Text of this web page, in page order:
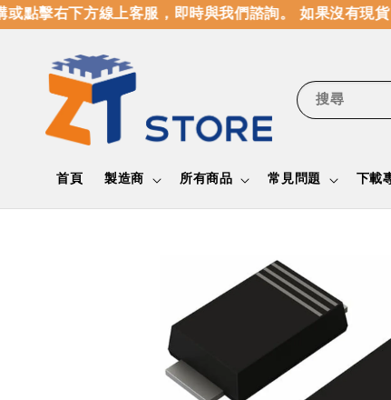
擊右下方線上客服，即時與我們諮詢。 如果沒有現貨
搜尋
首頁 製造商 所有商品 常見問題 下載